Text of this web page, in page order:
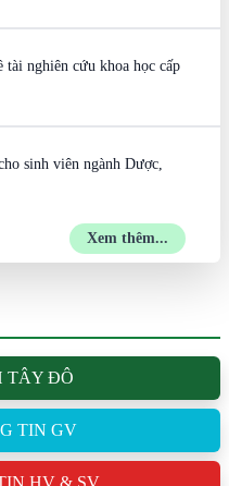
tài nghiên cứu khoa học cấp
sinh viên ngành Dược,
Xem thêm...
TÂY ĐÔ
TIN GV
HV & SV